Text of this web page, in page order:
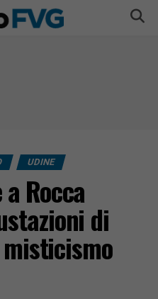
UDINE
Rocca
di